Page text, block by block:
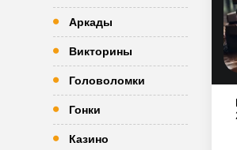
Аркады
Викторины
Головоломки
Гонки
Казино